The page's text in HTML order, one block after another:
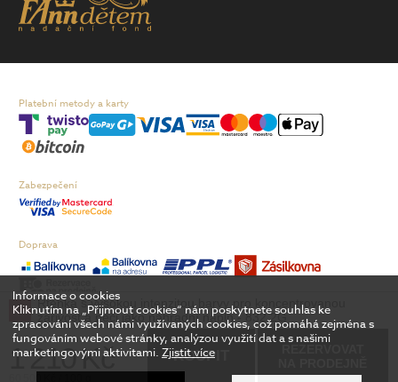
Rtěnka s vysokou intenzitou barvy pro koncentrovanou
zářivost a péči jako náhradní náplň - 832 2G
1 210 Kč KOUPIT
Informace o cookies
Kliknutím na „Přijmout cookies“ nám poskytnete souhlas ke
zpracování všech námi využívaných cookies, což pomáhá zejména s
fungováním webové stránky, analýzou využití dat a s našimi
marketingovými aktivitami. Zjistit více
Platební metody a karty
Zabezpečení
Doprava
Podle zákona o evidenci tržeb je prodávající povinen vystavit kupujícímu
účtenku. Zároveň je povinen zaevidovat přijatou tržbu u správce daně online;
v případě technického výpadku pak nejpozději do 48 hodin.